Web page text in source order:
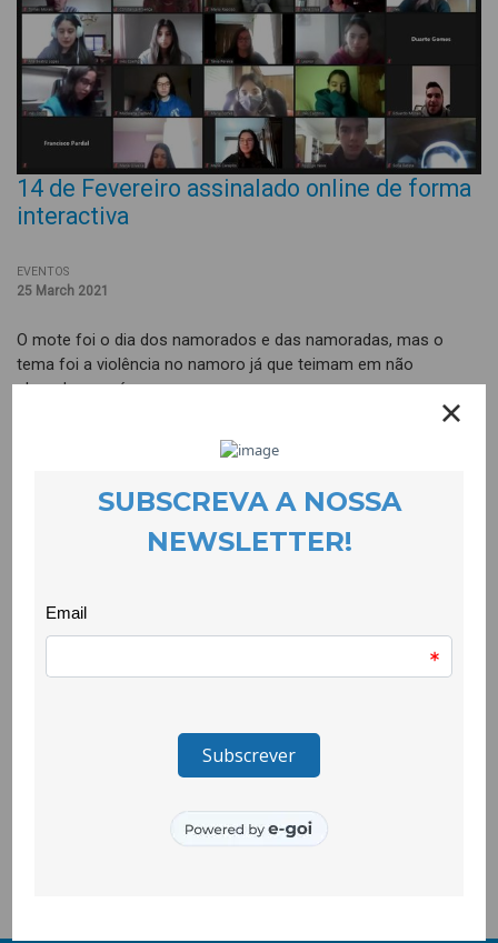
14 de Fevereiro assinalado online de forma
interactiva
EVENTOS
25 March 2021
O mote foi o dia dos namorados e das namoradas, mas o
tema foi a violência no namoro já que teimam em não
abrandar os números.
Durante a semana de 14 a 19 de Fevereiro dinamizámos 10
sessões que envolveram 302 alunos e alunas do 9 ao 12º ano
com a equipa da CooLabora, o que prova que o tema era do
seu interesse. As sessões baseavam-se num quiz com
O Agrupamento de Escolas de Belmonte, a Escola EB 2/3 do
Tortosendo, a EPABI, a Escola Profissional Quinta da Lageosa,
a Escola Secundária Campos Melo e a Escola Secundária
Câmara Municipal da Covilhã e CooLabora e e ainda do
Projecto Esperança – CLDS de Belmonte.
chegaram, concebidos pelos alunos e alunas destas escolas